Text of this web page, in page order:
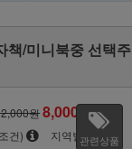
책/미니북중 선택주
원8,000 원
건) 지역별관련상품